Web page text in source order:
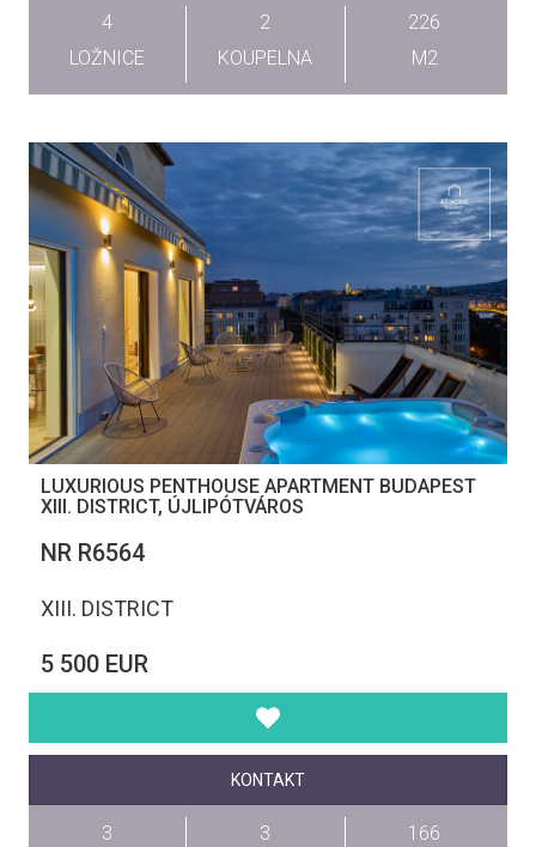
4
LOŽNICE
2
KOUPELNA
226
M2
LUXURIOUS PENTHOUSE APARTMENT BUDAPEST
XIII. DISTRICT, ÚJLIPÓTVÁROS
NR R6564
XIII. DISTRICT
5 500 EUR
KONTAKT
3 3 166